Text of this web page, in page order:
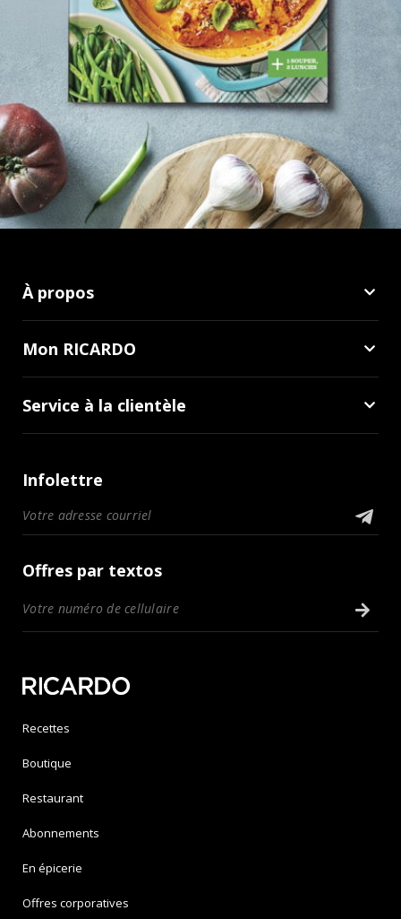
À propos
Mon RICARDO
Service à la clientèle
Infolettre
Offres par textos
Recettes
Boutique
Restaurant
Abonnements
En épicerie
Offres corporatives